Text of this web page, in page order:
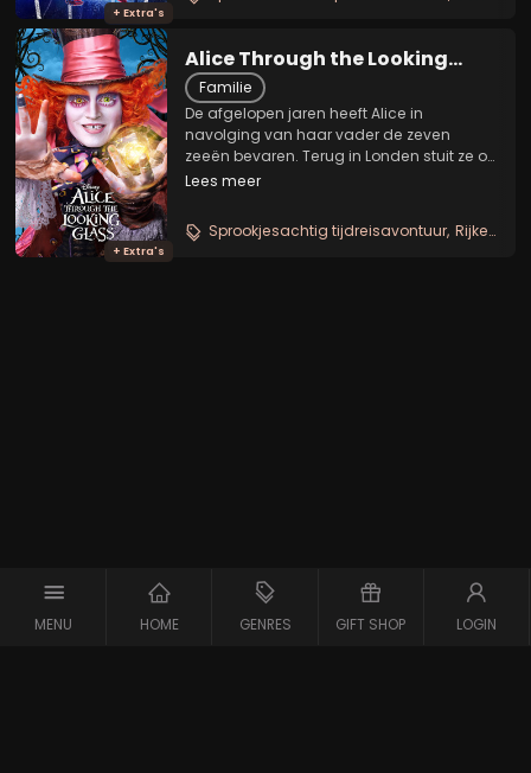
MENU HOME GENRES GIFT SHOP LOGIN
+ Extra's
geheim...
+ Extra's
Alice Through the Looking
Glass
Familie
De afgelopen jaren heeft Alice in
navolging van haar vader de zeven
zeeën bevaren. Terug in Londen stuit ze op
een betoverde spiegel en keert ze terug
magische wereld komt ze erachter dat de
Hoedenmaker...
Lees meer
Sprookjesachtig tijdreisavontuur Rijke fantasywereld